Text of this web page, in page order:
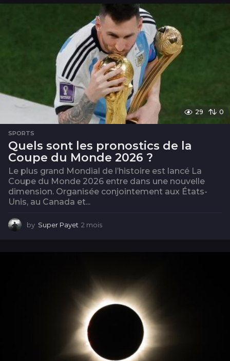
i
29 0
SPORTS
Quels sont les pronostics de la
Coupe du Monde 2026 ?
Le plus grand Mondial de l’histoire est lancé La
Coupe du Monde 2026 entre dans une nouvelle
dimension. Organisée conjointement aux États-
Unis, au Canada et...
by Super Payet 2 mois